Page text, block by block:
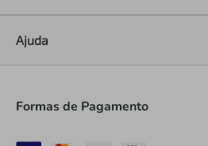
Ajuda
Formas de Pagamento